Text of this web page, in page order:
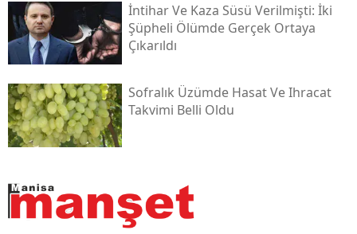
İntihar Ve Kaza Süsü Verilmişti: İki
Şüpheli Ölümde Gerçek Ortaya
Çıkarıldı
Sofralık Üzümde Hasat Ve Ihracat
Takvimi Belli Oldu